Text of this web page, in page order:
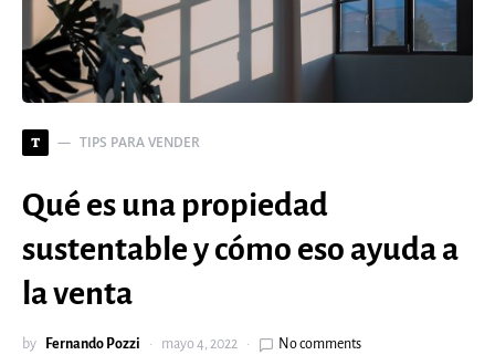
T TIPS PARA VENDER
Qué es una propiedad
sustentable y cómo eso ayuda a
la venta
by Fernando Pozzi mayo 4, 2022 No comments